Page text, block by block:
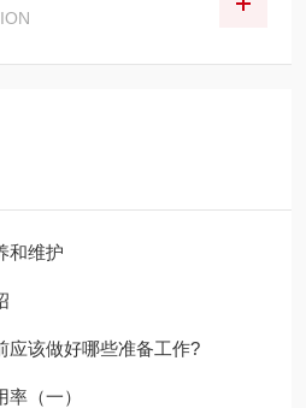
和维护
应该做好哪些准备工作?
（一）